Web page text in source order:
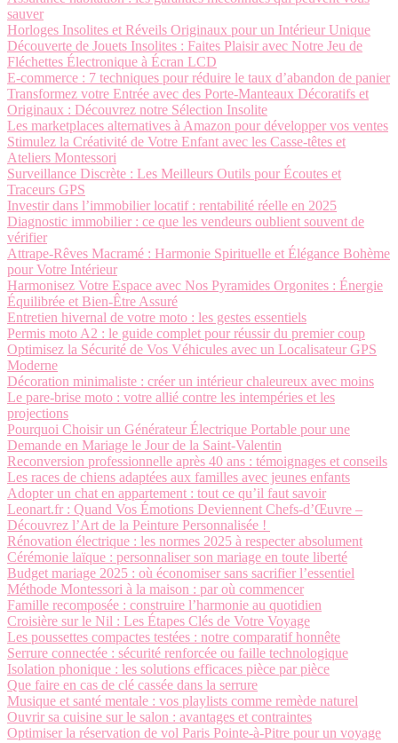
sauver
Horloges Insolites et Réveils Originaux pour un Intérieur Unique
Découverte de Jouets Insolites : Faites Plaisir avec Notre Jeu de
Fléchettes Électronique à Écran LCD
E-commerce : 7 techniques pour réduire le taux d’abandon de panier
Transformez votre Entrée avec des Porte-Manteaux Décoratifs et
Originaux : Découvrez notre Sélection Insolite
Les marketplaces alternatives à Amazon pour développer vos ventes
Stimulez la Créativité de Votre Enfant avec les Casse-têtes et
Ateliers Montessori
Surveillance Discrète : Les Meilleurs Outils pour Écoutes et
Traceurs GPS
Investir dans l’immobilier locatif : rentabilité réelle en 2025
Diagnostic immobilier : ce que les vendeurs oublient souvent de
vérifier
Attrape-Rêves Macramé : Harmonie Spirituelle et Élégance Bohème
pour Votre Intérieur
Harmonisez Votre Espace avec Nos Pyramides Orgonites : Énergie
Équilibrée et Bien-Être Assuré
Entretien hivernal de votre moto : les gestes essentiels
Permis moto A2 : le guide complet pour réussir du premier coup
Optimisez la Sécurité de Vos Véhicules avec un Localisateur GPS
Moderne
Décoration minimaliste : créer un intérieur chaleureux avec moins
Le pare-brise moto : votre allié contre les intempéries et les
projections
Pourquoi Choisir un Générateur Électrique Portable pour une
Demande en Mariage le Jour de la Saint-Valentin
Reconversion professionnelle après 40 ans : témoignages et conseils
Les races de chiens adaptées aux familles avec jeunes enfants
Adopter un chat en appartement : tout ce qu’il faut savoir
Leonart.fr : Quand Vos Émotions Deviennent Chefs-d’Œuvre –
Découvrez l’Art de la Peinture Personnalisée !
Rénovation électrique : les normes 2025 à respecter absolument
Cérémonie laïque : personnaliser son mariage en toute liberté
Budget mariage 2025 : où économiser sans sacrifier l’essentiel
Méthode Montessori à la maison : par où commencer
Famille recomposée : construire l’harmonie au quotidien
Croisière sur le Nil : Les Étapes Clés de Votre Voyage
Les poussettes compactes testées : notre comparatif honnête
Serrure connectée : sécurité renforcée ou faille technologique
Isolation phonique : les solutions efficaces pièce par pièce
Que faire en cas de clé cassée dans la serrure
Musique et santé mentale : vos playlists comme remède naturel
Ouvrir sa cuisine sur le salon : avantages et contraintes
Optimiser la réservation de vol Paris Pointe-à-Pitre pour un voyage